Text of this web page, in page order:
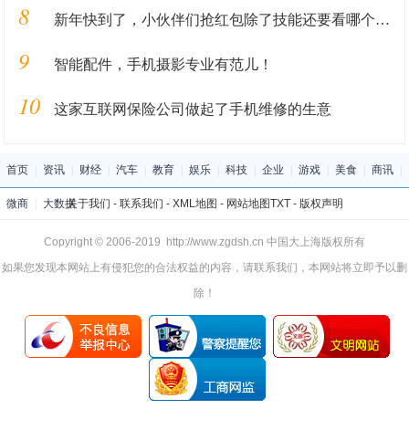
8 新年快到了，小伙伴们抢红包除了技能还要看哪个手机抢红包速度快
9 智能配件，手机摄影专业有范儿！
10 这家互联网保险公司做起了手机维修的生意
首页 资讯 财经 汽车 教育 娱乐 科技 企业 游戏 美食 商讯
微商 大数据关于我们 - 联系我们 - XML地图 - 网站地图TXT- 版权声明
Copyright © 2006-2019 http://www.zgdsh.cn 中国大上海版权所有
如果您发现本网站上有侵犯您的合法权益的内容，请联系我们，本网站将立即予以删
除！